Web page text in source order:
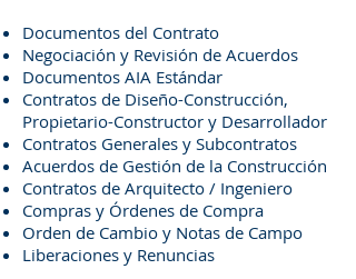
Documentos del Contrato
Negociación y Revisión de Acuerdos
Documentos AIA Estándar
Contratos de Diseño-Construcción,
Propietario-Constructor y Desarrollador
Contratos Generales y Subcontratos
Acuerdos de Gestión de la Construcción
Contratos de Arquitecto / Ingeniero
Compras y Órdenes de Compra
Orden de Cambio y Notas de Campo
Liberaciones y Renuncias